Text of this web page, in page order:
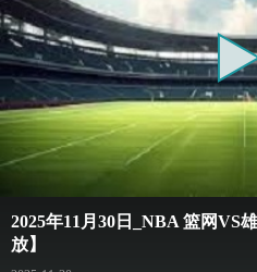
2025年11月30日_NBA 篮网VS
放】